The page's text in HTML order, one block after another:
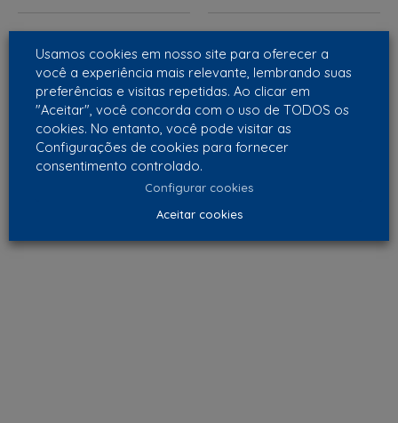
Usamos cookies em nosso site para oferecer a
você a experiência mais relevante, lembrando suas
preferências e visitas repetidas. Ao clicar em
"Aceitar", você concorda com o uso de TODOS os
cookies. No entanto, você pode visitar as
Configurações de cookies para fornecer
consentimento controlado.
Configurar cookies
Aceitar cookies